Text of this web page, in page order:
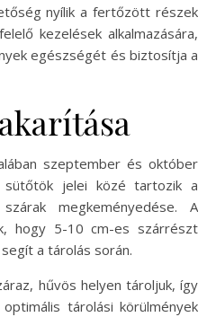
nyílik a fertőzött részek
kezelések alkalmazására,
egészségét és biztosítja a
szeptember és október
jelei közé tartozik a
megkeményedése. A
hogy 5-10 cm-es szárrészt
a tárolás során.
hűvös helyen tároljuk, így
tárolási körülmények